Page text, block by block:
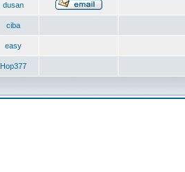
dusan
ciba
easy
Hop377